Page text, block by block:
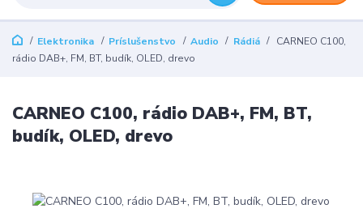
Elektronika Príslušenstvo Audio Rádiá
CARNEO C100,
rádio DAB+, FM, BT, budík, OLED, drevo
CARNEO C100, rádio DAB+, FM, BT,
budík, OLED, drevo